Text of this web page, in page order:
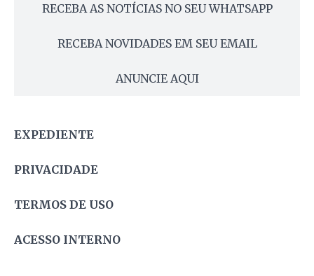
RECEBA AS NOTÍCIAS NO SEU WHATSAPP
RECEBA NOVIDADES EM SEU EMAIL
ANUNCIE AQUI
EXPEDIENTE
PRIVACIDADE
TERMOS DE USO
ACESSO INTERNO